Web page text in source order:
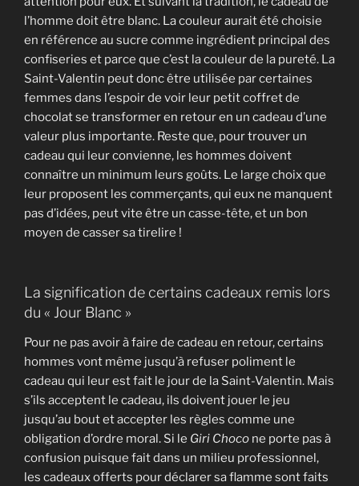
l’homme doit être blanc. La couleur aurait été choisie
en référence au sucre comme ingrédient principal des
confiseries et parce que c’est la couleur de la pureté. La
Saint-Valentin peut donc être utilisée par certaines
femmes dans l’espoir de voir leur petit coffret de
chocolat se transformer en retour en un cadeau d’une
valeur plus importante. Reste que, pour trouver un
cadeau qui leur convienne, les hommes doivent
connaître un minimum leurs goûts. Le large choix que
leur proposent les commerçants, qui eux ne manquent
pas d’idées, peut vite être un casse-tête, et un bon
moyen de casser sa tirelire !
La signification de certains cadeaux remis lors
du « Jour Blanc »
Pour ne pas avoir à faire de cadeau en retour, certains
hommes vont même jusqu’à refuser poliment le
cadeau qui leur est fait le jour de la Saint-Valentin. Mais
s’ils acceptent le cadeau, ils doivent jouer le jeu
jusqu’au bout et accepter les règles comme une
obligation d’ordre moral. Si le Giri Choco ne porte pas à
confusion puisque fait dans un milieu professionnel,
les cadeaux offerts pour déclarer sa flamme sont faits